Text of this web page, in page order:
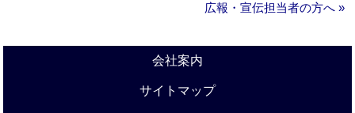
広報・宣伝担当者の方へ »
会社案内
サイトマップ